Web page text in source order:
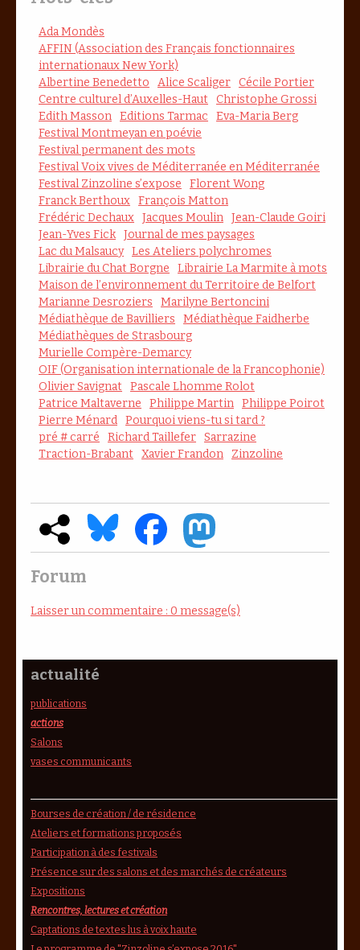
Ada Mondès
AFFIN (Association des Français fonctionnaires
internationaux New York)
Albertine Benedetto
Alice Scaliger
Cécile Portier
Centre culturel d’Auxelles-Haut
Christophe Grossi
Edith Masson Editions Tarmac
Eva-Maria Berg
Festival Montmeyan en poévie
Festival permanent des mots
Festival Voix vives de Méditerranée en Méditerranée
Festival Zinzoline s’expose
Florent Wong
Franck Berthoux François Matton
Frédéric Dechaux Jacques Moulin Jean-Claude Goiri
Jean-Yves Fick Journal de mes paysages
Lac du Malsaucy Les Ateliers polychromes
Librairie du Chat Borgne
Librairie La Marmite à mots
Maison de l’environnement du Territoire de Belfort
Marianne Desroziers
Marilyne Bertoncini
Médiathèque de Bavilliers
Médiathèque Faidherbe
Médiathèques de Strasbourg
Murielle Compère-Demarcy
OIF (Organisation internationale de la Francophonie)
Olivier Savignat
Pascale Lhomme Rolot
Patrice Maltaverne
Philippe Martin Philippe Poirot
Pierre Ménard Pourquoi viens-tu si tard ?
pré # carré
Richard Taillefer Sarrazine
Traction-Brabant
Xavier Frandon Zinzoline
Forum
Laisser un commentaire : 0 message(s)
actualité
publications
actions
Salons
vases communicants
Bourses de création / de résidence
Ateliers et formations proposés
Participation à des festivals
Présence sur des salons et des marchés de créateurs
Expositions
Rencontres, lectures et création
Captations de textes lus à voix haute